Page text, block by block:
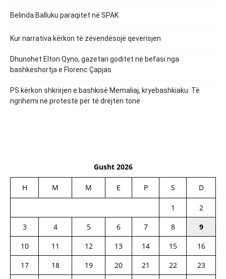
Belinda Balluku paraqitet në SPAK
Kur narrativa kërkon të zëvendësojë qeverisjen
Dhunohet Elton Qyno, gazetari goditet në befasi nga
bashkëshortja e Florenc Çapjas
PS kërkon shkrirjen e bashkisë Memaliaj, kryebashkiaku: Të
ngrihemi në protestë për të drejtën tonë
Gusht 2026
H M M E P S D
1
2
3
4 5 6 7 8
9
10
11 12 13 14 15
16
17
18 19 20 21 22
23